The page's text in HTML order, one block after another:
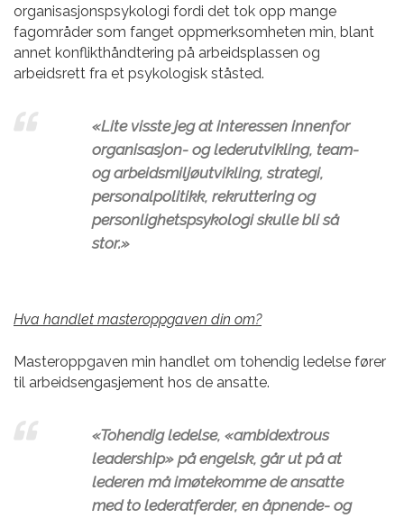
organisasjonspsykologi fordi det tok opp mange
fagområder som fanget oppmerksomheten min, blant
annet konflikthåndtering på arbeidsplassen og
arbeidsrett fra et psykologisk ståsted.
«Lite visste jeg at interessen innenfor
organisasjon- og lederutvikling, team-
og arbeidsmiljøutvikling, strategi,
personalpolitikk, rekruttering og
personlighetspsykologi skulle bli så
stor.»
Hva handlet masteroppgaven din om?
Masteroppgaven min handlet om tohendig ledelse fører
til arbeidsengasjement hos de ansatte.
«Tohendig ledelse, «ambidextrous
leadership» på engelsk, går ut på at
lederen må imøtekomme de ansatte
med to lederatferder, en åpnende- og